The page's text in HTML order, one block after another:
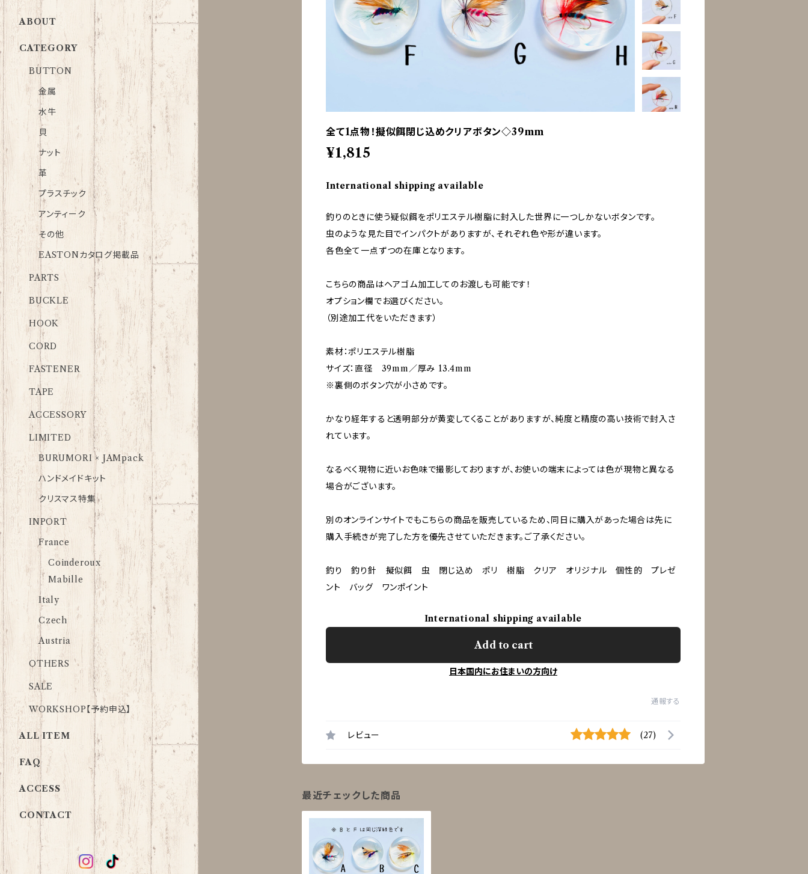
全て1点物！擬似餌閉じ込めクリアボタン◇39mm
¥1,815
International shipping available
釣りのときに使う疑似餌をポリエステル樹脂に封入した世界に一つしかないボタンです。
虫のような見た目でインパクトがありますが、それぞれ色や形が違います。
各色全て一点ずつの在庫となります。
こちらの商品はヘアゴム加工してのお渡しも可能です！
オプション欄でお選びください。
（別途加工代をいただきます）
素材：ポリエステル樹脂
サイズ：直径 39mm／厚み 13.4mm
※裏側のボタン穴が小さめです。
かなり経年すると透明部分が黄変してくることがありますが、純度と精度の高い技術で封入さ
れています。
なるべく現物に近いお色味で撮影しておりますが、お使いの端末によっては色が現物と異なる
場合がございます。
別のオンラインサイトでもこちらの商品を販売しているため、同日に購入があった場合は先に
購入手続きが完了した方を優先させていただきます。ご了承ください。
釣り 釣り針 擬似餌 虫 閉じ込め ポリ 樹脂 クリア オリジナル 個性的 プレゼ
ント バッグ ワンポイント
International shipping available
Add to cart
日本国内にお住まいの方向け
通報する
レビュー (27)
最近チェックした商品
ABOUT
CATEGORY
BUTTON
金属
水牛
貝
ナット
革
プラスチック
アンティーク
その他
EASTONカタログ掲載品
PARTS
BUCKLE
HOOK
CORD
FASTENER
TAPE
ACCESSORY
LIMITED
BURUMORI × JAMpack
ハンドメイドキット
クリスマス特集
INPORT
France
Coinderoux
Mabille
Italy
Czech
Austria
OTHERS
SALE
WORKSHOP【予約申込】
ALL ITEM
FAQ
ACCESS
CONTACT